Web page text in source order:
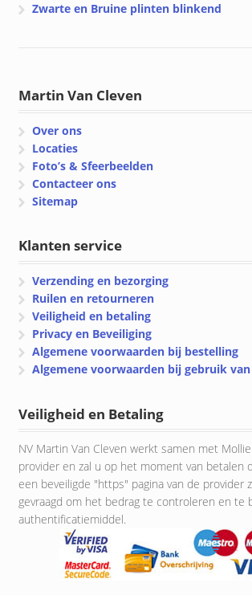
Zwarte en Bruine plinten blinkend
Martin Van Cleven
Over ons
Locaties
Foto’s & Sfeerbeelden
Contacteer ons
Sitemap
Klanten service
Verzending en bezorging
Ruilen en retourneren
Veiligheid en betaling
Privacy en Beveiliging
Algemene voorwaarden bij bestelling
Algemene voorwaarden bij gebruik
Veiligheid en Betaling
NV Martin Van Cleven werkt samen met
provider en zal u op het moment van betalen
een beveiligde "https" pagina van de provider
gevraagd om het bedrag te controleren en te
authentificatiemiddel.